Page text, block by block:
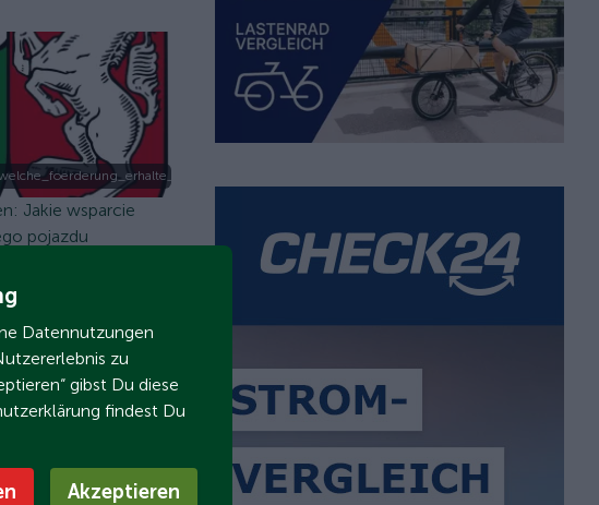
Jakie wsparcie
pojazdu
Datennutzungen
zu
gibst Du diese
findest Du
Akzeptieren